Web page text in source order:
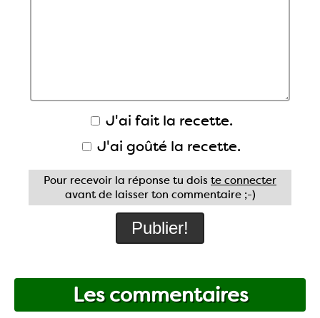
J'ai fait la recette.
J'ai goûté la recette.
Pour recevoir la réponse tu dois te connecter
avant de laisser ton commentaire ;-)
Les commentaires